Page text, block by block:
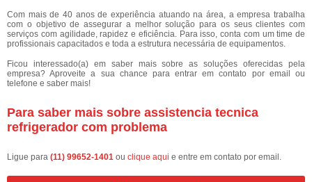
Com mais de 40 anos de experiência atuando na área, a empresa trabalha
com o objetivo de assegurar a melhor solução para os seus clientes com
serviços com agilidade, rapidez e eficiência. Para isso, conta com um time de
profissionais capacitados e toda a estrutura necessária de equipamentos.
Ficou interessado(a) em saber mais sobre as soluções oferecidas pela
empresa? Aproveite a sua chance para entrar em contato por email ou
telefone e saber mais!
Para saber mais sobre assistencia tecnica
refrigerador com problema
Ligue para (11) 99652-1401 ou clique aqui e entre em contato por email.